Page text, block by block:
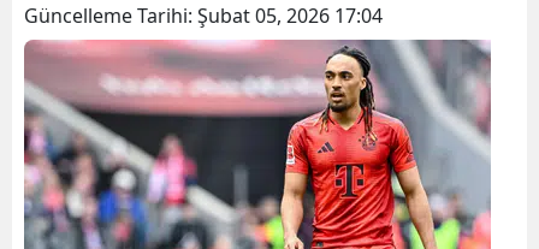
Güncelleme Tarihi: Şubat 05, 2026 17:04